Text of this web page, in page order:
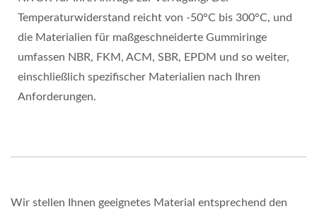
Temperaturwiderstand reicht von -50°C bis 300°C, und
die Materialien für maßgeschneiderte Gummiringe
umfassen NBR, FKM, ACM, SBR, EPDM und so weiter,
einschließlich spezifischer Materialien nach Ihren
Anforderungen.
Wir stellen Ihnen geeignetes Material entsprechend den